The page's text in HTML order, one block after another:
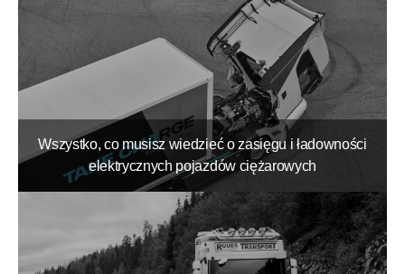
Wszystko, co musisz wiedzieć o zasięgu i ładowności
elektrycznych pojazdów ciężarowych